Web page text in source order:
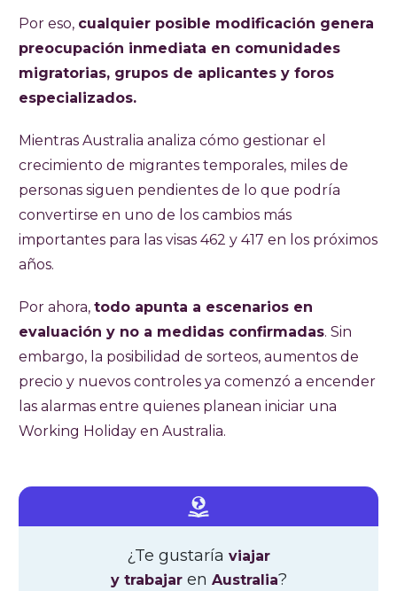
Por eso, cualquier posible modificación genera
preocupación inmediata en comunidades
migratorias, grupos de aplicantes y foros
especializados.
Mientras Australia analiza cómo gestionar el
crecimiento de migrantes temporales, miles de
personas siguen pendientes de lo que podría
convertirse en uno de los cambios más
importantes para las visas 462 y 417 en los próximos
años.
Por ahora, todo apunta a escenarios en
evaluación y no a medidas confirmadas. Sin
embargo, la posibilidad de sorteos, aumentos de
precio y nuevos controles ya comenzó a encender
las alarmas entre quienes planean iniciar una
Working Holiday en Australia.
¿Te gustaría viajar
y trabajaren Australia?